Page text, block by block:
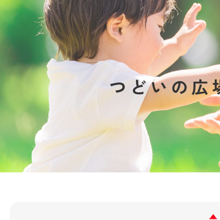
つどいの広